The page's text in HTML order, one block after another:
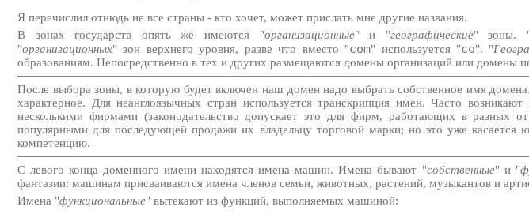
Я перечислил отнюдь не все страны - кто хочет, может прислать мне другие названия.
В зонах государств опять же имеются "организационные" и "географические" зоны.
"организационных" зон верхнего уровня, разве что вместо "com" используется "co". "
образованиям. Непосредственно в тех и других размещаются домены организаций или домены
После выбора зоны, в которую будет включен наш домен надо выбрать собственное имя
характерное. Для неанглоязычных стран используется транскрипция имен. Часто
несколькими фирмами (законодательство допускает это для фирм, работающих в разных
популярными для последующей продажи их владельцу торговой марки; но это уже
компетенцию.
С левого конца доменного имени находятся имена машин. Имена бывают "собственные" и "
фантазии: машинам присваиваются имена членов семьи, животных, растений, музыкантов и
Имена "функциональные" вытекают из функций, выполняемых машиной: